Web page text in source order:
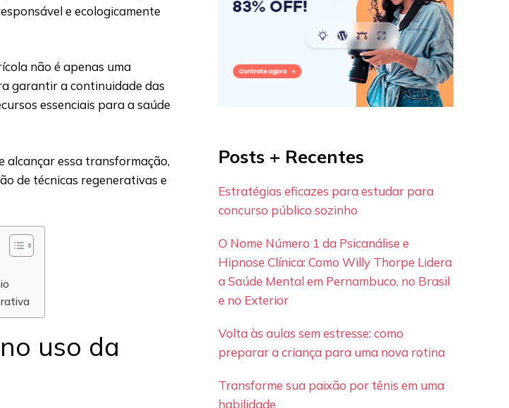
e ecologicamente
não é apenas uma
garantir a continuidade das
essenciais para a saúde
alcançar essa transformação,
de técnicas regenerativas e
uso da
Posts + Recentes
Estratégias eficazes para estudar para
concurso público sozinho
O Nome Número 1 da Psicanálise e
Hipnose Clínica: Como Willy Thorpe Lidera
a Saúde Mental em Pernambuco, no Brasil
e no Exterior
Volta às aulas sem estresse: como
preparar a criança para uma nova rotina
Transforme sua paixão por tênis em uma
habilidade